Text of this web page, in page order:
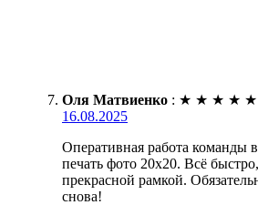
Оля Матвиенко : ★ ★ ★ ★ ★
16.08.2025
Оперативная работа команды
печать фото 20х20. Всё
прекрасной рамкой.
снова!